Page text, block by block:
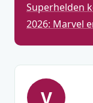
Superhelden
2026: Marvel
V